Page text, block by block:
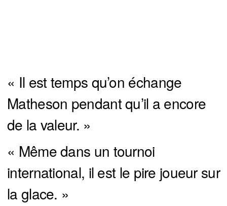
« Il est temps qu’on échange
Matheson pendant qu’il a encore
de la valeur. »
« Même dans un tournoi
international, il est le pire joueur sur
la glace. »